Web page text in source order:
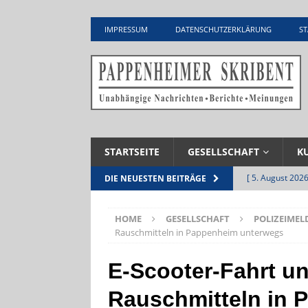
IMPRESSUM DATENSCHUTZERKLÄRUNG
STARTSEITE GESELLSCHAFT
DIE NEUESTEN BEITRÄGE [ 5. August
[ 4. August
[ 4. August
ankommen
HOME GESELLSCHAFT
Rauschmitteln in Pappenheim unterwegs
E-Scooter-Fahrt
Rauschmitteln in